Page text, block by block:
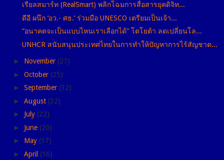
เรียลสมาร์ท (RealSmart) พลิกโฉมการสื่อสารยุคดิจิท...
ดีอี ผนึก ‘อว.- ศธ.’ ร่วมมือ UNESCO เตรียมเป็นเจ้า...
“อนาคตจะเป็นแบบไหนเราเลือกได้” โตโยต้า ลดเปลี่ยนโล...
UNHCR สนับสนุนประเทศไทยในการทำให้ปัญหาการไร้สัญชาต...
► November (27)
► October (25)
► September (32)
► August (32)
► July (22)
► June (20)
► May (17)
► April (16)